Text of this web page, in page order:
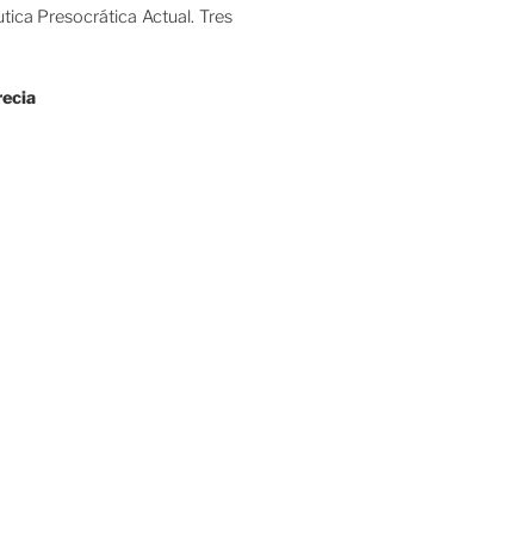
Presocrática Actual. Tres